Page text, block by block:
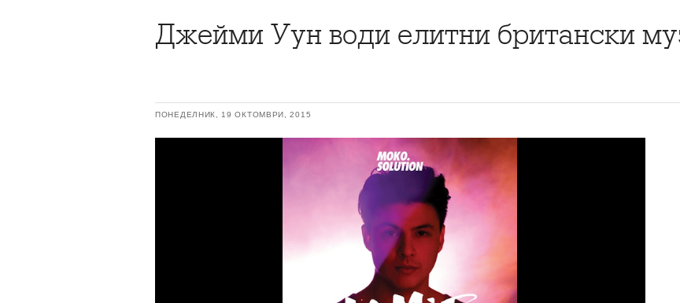
Джейми Уун води елитни британски
ПОНЕДЕЛНИК, 19 ОКТОМВРИ, 2015